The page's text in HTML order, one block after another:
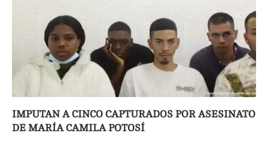
IMPUTAN A CINCO CAPTURADOS POR ASESINATO
DE MARÍA CAMILA POTOSÍ